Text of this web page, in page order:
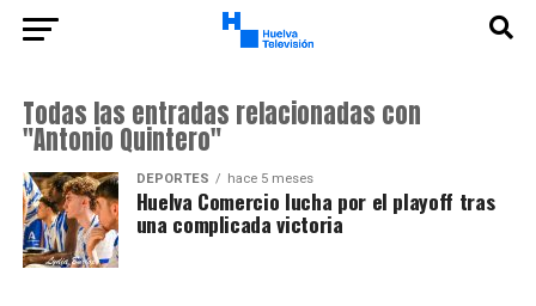
Todas las entradas relacionadas con
"Antonio Quintero"
DEPORTES hace 5 meses
Huelva Comercio lucha por el playoff tras
una complicada victoria